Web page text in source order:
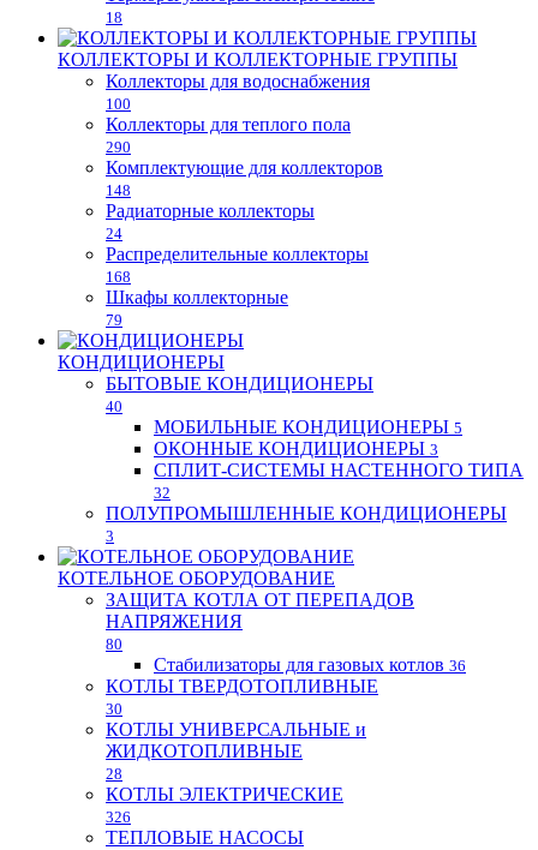
18
КОЛЛЕКТОРЫ И КОЛЛЕКТОРНЫЕ ГРУППЫ
Коллекторы для водоснабжения
100
Коллекторы для теплого пола
290
Комплектующие для коллекторов
148
Радиаторные коллекторы
24
Распределительные коллекторы
168
Шкафы коллекторные
79
КОНДИЦИОНЕРЫ
БЫТОВЫЕ КОНДИЦИОНЕРЫ
40
МОБИЛЬНЫЕ КОНДИЦИОНЕРЫ 5
ОКОННЫЕ КОНДИЦИОНЕРЫ 3
СПЛИТ-СИСТЕМЫ НАСТЕННОГО ТИПА
32
ПОЛУПРОМЫШЛЕННЫЕ КОНДИЦИОНЕРЫ
3
КОТЕЛЬНОЕ ОБОРУДОВАНИЕ
ЗАЩИТА КОТЛА ОТ ПЕРЕПАДОВ
НАПРЯЖЕНИЯ
80
Стабилизаторы для газовых котлов 36
КОТЛЫ ТВЕРДОТОПЛИВНЫЕ
30
КОТЛЫ УНИВЕРСАЛЬНЫЕ и
ЖИДКОТОПЛИВНЫЕ
28
КОТЛЫ ЭЛЕКТРИЧЕСКИЕ
326
ТЕПЛОВЫЕ НАСОСЫ